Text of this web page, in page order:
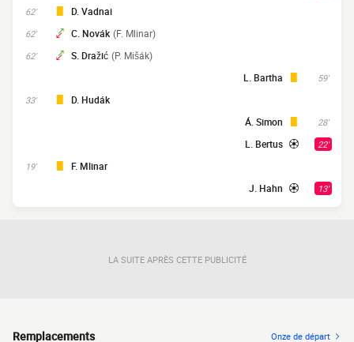
62' D. Vadnai
62' C. Novák (F. Mlinar)
62' S. Dražić (P. Mišák)
59'
L. Bartha
33' D. Hudák
28'
Á. Simon
22'
L. Bertus
19' F. Mlinar
13'
J. Hahn
LA SUITE APRÈS CETTE PUBLICITÉ
Remplacements Onze de départ